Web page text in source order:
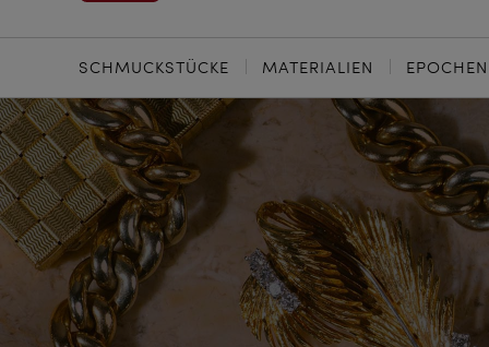
SCHMUCKSTÜCKE MATERIALIEN EPOCHEN